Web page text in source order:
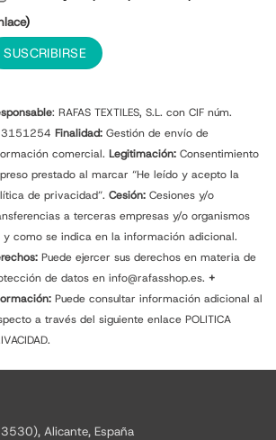
)
: RAFAS TEXTILES, S.L. con CIF núm.
Finalidad: Gestión de envío de
comercial. Legitimación: Consentimiento
prestado al marcar “He leído y acepto la
de privacidad”. Cesión: Cesiones y/o
a terceras empresas y/o organismos
y como se indica en la información adicional.
Puede ejercer sus derechos en materia de
de datos en info@rafasshop.es. +
Puede consultar información adicional al
a través del siguiente enlace POLITICA
Alicante, España